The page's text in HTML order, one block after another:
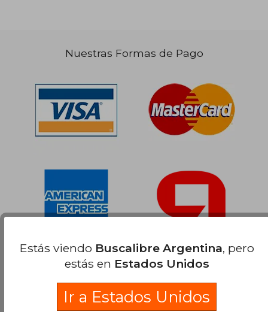
Nuestras Formas de Pago
Estás viendo Buscalibre Argentina, pero
estás en Estados Unidos
Ir a Estados Unidos